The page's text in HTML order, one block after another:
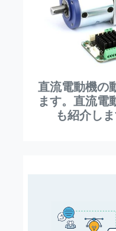
直流電動機の
ます。直流電
も紹介し